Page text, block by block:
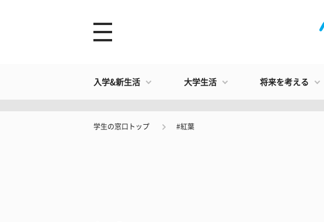
入学&新生活 大学生活 将来を考える
学生の窓口トップ #紅葉